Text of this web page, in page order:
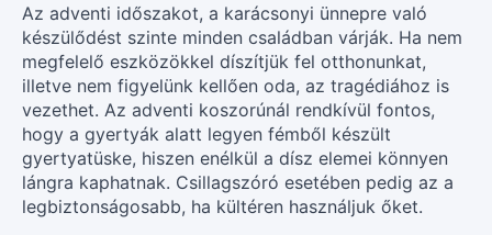
Az adventi időszakot, a karácsonyi ünnepre való
készülődést szinte minden családban várják. Ha nem
megfelelő eszközökkel díszítjük fel otthonunkat,
illetve nem figyelünk kellően oda, az tragédiához is
vezethet. Az adventi koszorúnál rendkívül fontos,
hogy a gyertyák alatt legyen fémből készült
gyertyatüske, hiszen enélkül a dísz elemei könnyen
lángra kaphatnak. Csillagszóró esetében pedig az a
legbiztonságosabb, ha kültéren használjuk őket.